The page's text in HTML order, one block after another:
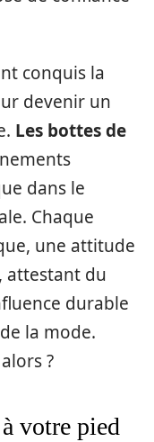
conquis la
devenir un
Les bottes de
dans le
Chaque
une attitude
attestant du
durable
la mode.
?
votre pied